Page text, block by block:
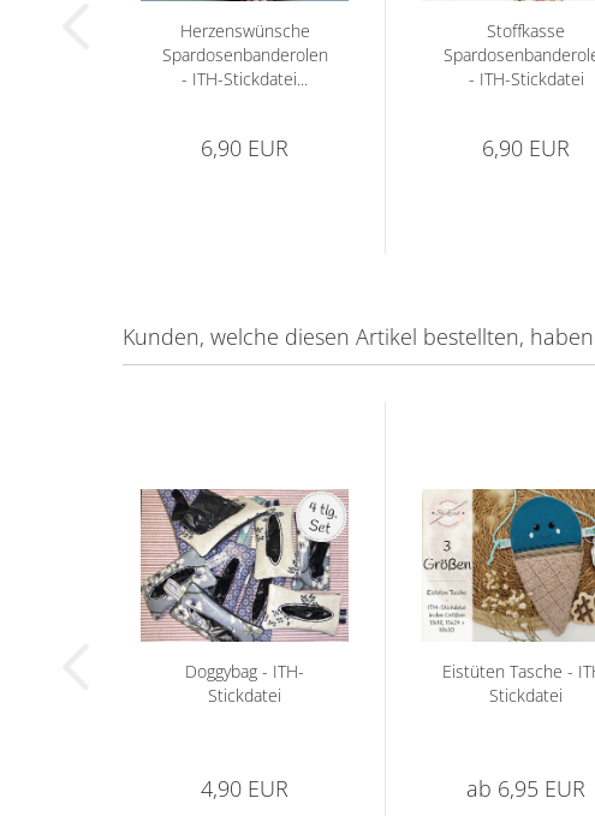
Herzenswünsche
Spardosenbanderolen
- ITH-Stickdatei...
6,90 EUR
Stoffkasse
- ITH-Stickdatei
6,90 EUR
Kunden, welche diesen Artikel bestellten,
Doggybag - ITH-
Stickdatei
4,90 EUR
Eistüten Tasche -
Stickdatei
ab 6,95 EUR